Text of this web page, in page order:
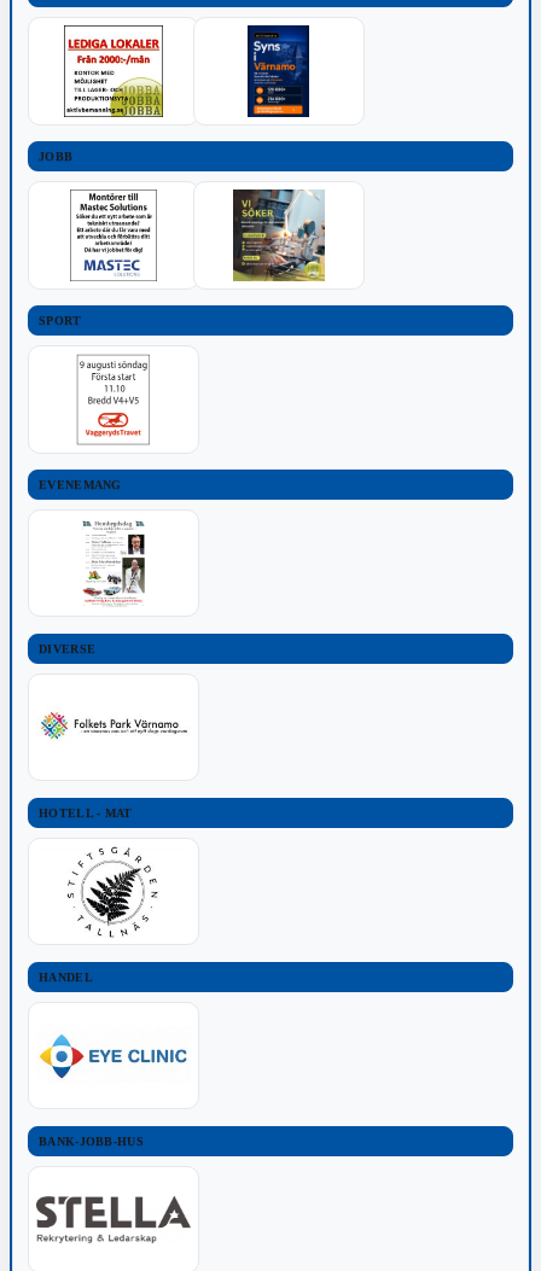
JOBB
SPORT
EVENEMANG
DIVERSE
HOTELL - MAT
HANDEL
BANK-JOBB-HUS